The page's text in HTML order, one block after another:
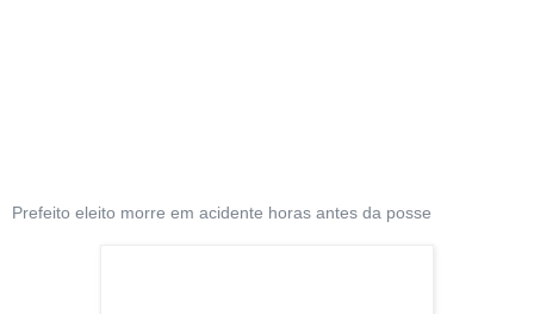
Prefeito eleito morre em acidente horas antes da posse